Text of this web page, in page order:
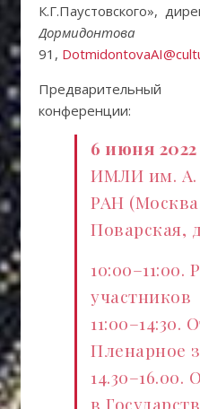
К.Г.Паустовского»,
Дормидонтова (8-
91,
конференции:
6 июня 2022
ИМЛИ им. А.
РАН
Поварская,
10:00–11:00.
участников
11:00–14:30.
Пленарное
14.30–16.00.
в